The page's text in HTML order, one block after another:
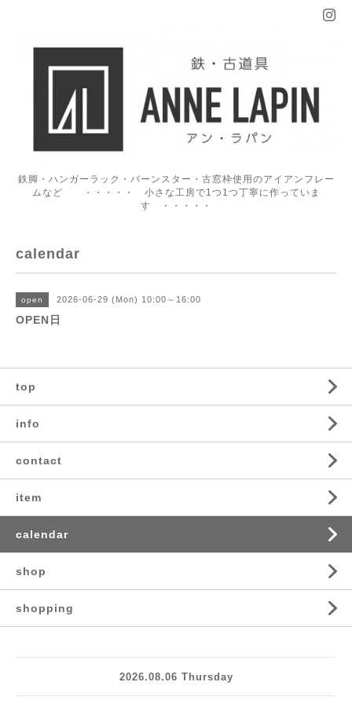
鉄脚・ハンガーラック・バーンスター・古窓枠使用のアイアンフレー
ムなど ・・・・・ 小さな工房で1つ1つ丁寧に作っていま
す ・・・・・
calendar
open 2026-06-29 (Mon) 10:00～16:00
OPEN日
top
info
contact
item
calendar
shop
shopping
2026.08.06 Thursday